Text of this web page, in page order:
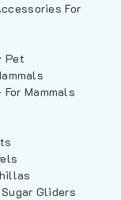
For
Pet
Mammals
Gliders